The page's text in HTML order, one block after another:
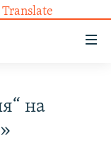
Translate
на